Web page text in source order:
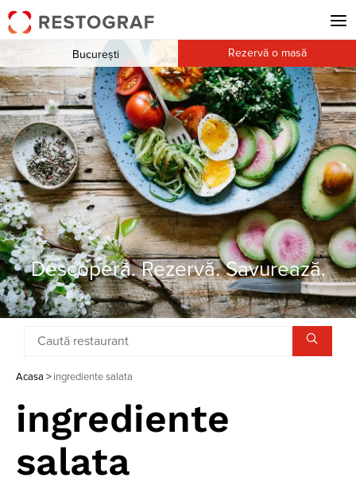
Descoperă. Rezervă. Savurează.
București Rezervă o masă
Acasa > ingrediente salata
ingrediente
salata